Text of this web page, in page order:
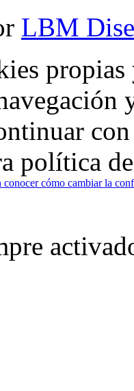
LBM
propias
política
cómo cambiar la